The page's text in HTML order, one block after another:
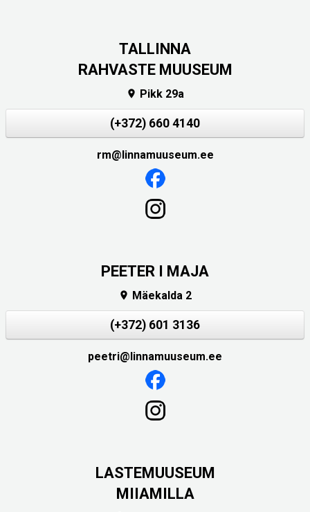
TALLINNA
RAHVASTE MUUSEUM
 Pikk 29a
(+372) 660 4140
rm@linnamuuseum.ee
PEETER I MAJA
 Mäekalda 2
(+372) 601 3136
peetri@linnamuuseum.ee
LASTEMUUSEUM
MIIAMILLA